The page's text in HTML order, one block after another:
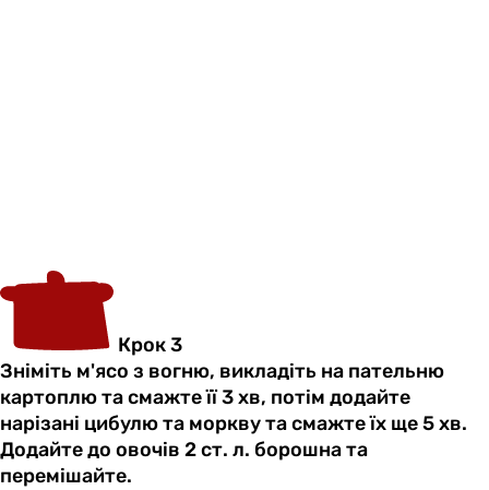
Крок 3
Зніміть м'ясо з вогню, викладіть на пательню
картоплю та смажте її 3 хв, потім додайте
нарізані цибулю та моркву та смажте їх ще 5 хв.
Додайте до овочів 2 ст. л. борошна та
перемішайте.